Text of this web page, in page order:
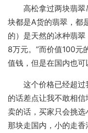
高松拿过两块翡
块都是A货的翡翠，都
的）是天然的冰种翡
8万元。”而价值100元
值钱，但是在国内也可
这个价格已经超
的话差点让我不敢相
卖的话，买家只会挑
那块走国内，小的走